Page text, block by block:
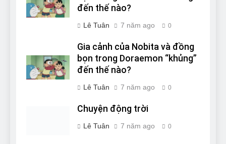
đến thế nào?
Lê Tuân 7 năm ago 0
Gia cảnh của Nobita và đồng
bọn trong Doraemon “khủng”
đến thế nào?
Lê Tuân 7 năm ago 0
Chuyện động trời
Lê Tuân 7 năm ago 0